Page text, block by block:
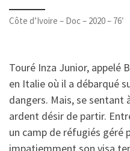
Côte d’Ivoire – Doc – 2020 – 76′
Touré Inza Junior, appelé
en Italie où il a débarqué
dangers. Mais, se sentant
ardent désir de partir.
un camp de réfugiés géré
impatiemment son visa